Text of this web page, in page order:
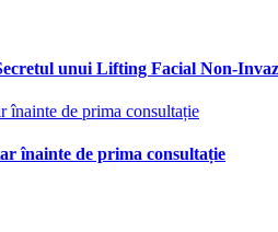
unui Lifting Facial Non-
înainte de prima consultație